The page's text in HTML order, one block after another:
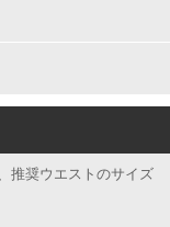
推奨ウエストのサイズ